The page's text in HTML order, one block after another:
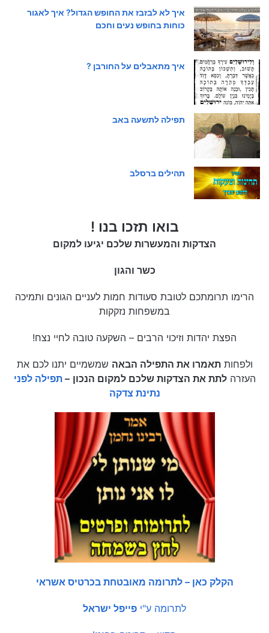
איך לא לבזבז את החופש הגדול? איך לאגור
כוחות בחופש נעים וחכם
איך מתאבלים על החורבן ?
תפילה לתשעה באב
תהילים ברסלב
בואו תזכו בנו !
הצדקות והמעשרות שלכם יגיעו למקום
כשר והגון
הרימו תרומתכם לטובת סעודות חמות לעניים הגונים ותמיכה
במשפחות נזקקות
הפצת יהדות וזיכוי הרבים – השקעה טובה לחיי נצח!
ולפחותתאמרו את התפילה הבאה שמשמיים יתנו לכם את
העזרהלתת את הצדקות שלכם למקום הנכון –תפילה לפני
נתינת צדקה
הקלק כאן – לתרומה מאובטחת בכרטיס אשראי
לתרומה ע"י פייפל ישראל